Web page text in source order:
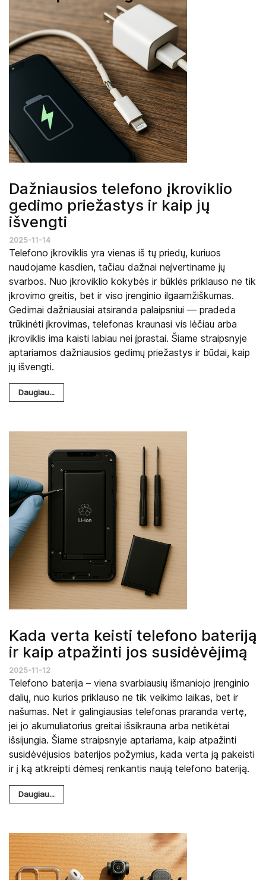
Dažniausios telefono įkroviklio
gedimo priežastys ir kaip jų
išvengti
2025-11-14
Telefono įkroviklis yra vienas iš tų priedų, kuriuos
naudojame kasdien, tačiau dažnai neįvertiname jų
svarbos. Nuo įkroviklio kokybės ir būklės priklauso ne tik
įkrovimo greitis, bet ir viso įrenginio ilgaamžiškumas.
Gedimai dažniausiai atsiranda palaipsniui — pradeda
trūkinėti įkrovimas, telefonas kraunasi vis lėčiau arba
įkroviklis ima kaisti labiau nei įprastai. Šiame straipsnyje
aptariamos dažniausios gedimų priežastys ir būdai, kaip
jų išvengti.
Daugiau...
Kada verta keisti telefono bateriją
ir kaip atpažinti jos susidėvėjimą
2025-11-12
Telefono baterija – viena svarbiausių išmaniojo įrenginio
dalių, nuo kurios priklauso ne tik veikimo laikas, bet ir
našumas. Net ir galingiausias telefonas praranda vertę,
jei jo akumuliatorius greitai išsikrauna arba netikėtai
išsijungia. Šiame straipsnyje aptariama, kaip atpažinti
susidėvėjusios baterijos požymius, kada verta ją pakeisti
ir į ką atkreipti dėmesį renkantis naują telefono bateriją.
Daugiau...